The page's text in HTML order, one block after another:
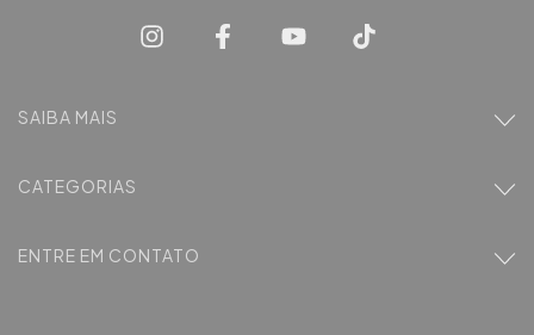
SAIBA MAIS
CATEGORIAS
ENTRE EM CONTATO